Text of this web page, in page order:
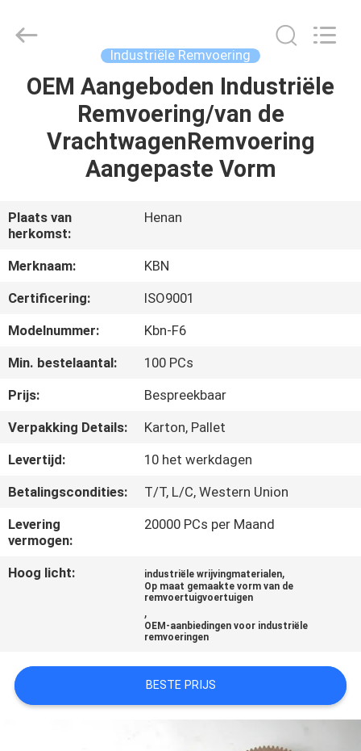
HUIS
PRODUCTEN
ONS
FABRIEKSREIS
KWALITEITSCONTROLE
CONTACTEER
ONS
VERZOEK
CITAAT
SITEMAP
Industriële Remvoering
OEM Aangeboden Industriële
Remvoering/van de
VrachtwagenRemvoering
Aangepaste Vorm
Plaats van
herkomst:
Henan
Merknaam:
KBN
Certificering:
ISO9001
Modelnummer:
Kbn-F6
Min. bestelaantal:
100 PCs
Prijs:
Bespreekbaar
Verpakking Details:
Karton, Pallet
Levertijd:
10 het werkdagen
Betalingscondities:
T/T, L/C, Western Union
Levering
vermogen:
20000 PCs per Maand
Hoog licht: industriële wrijvingmaterialen,
Op maat gemaakte vorm van de
remvoertuigvoertuigen
,
OEM-aanbiedingen voor industriële
remvoeringen
BESTE PRIJS